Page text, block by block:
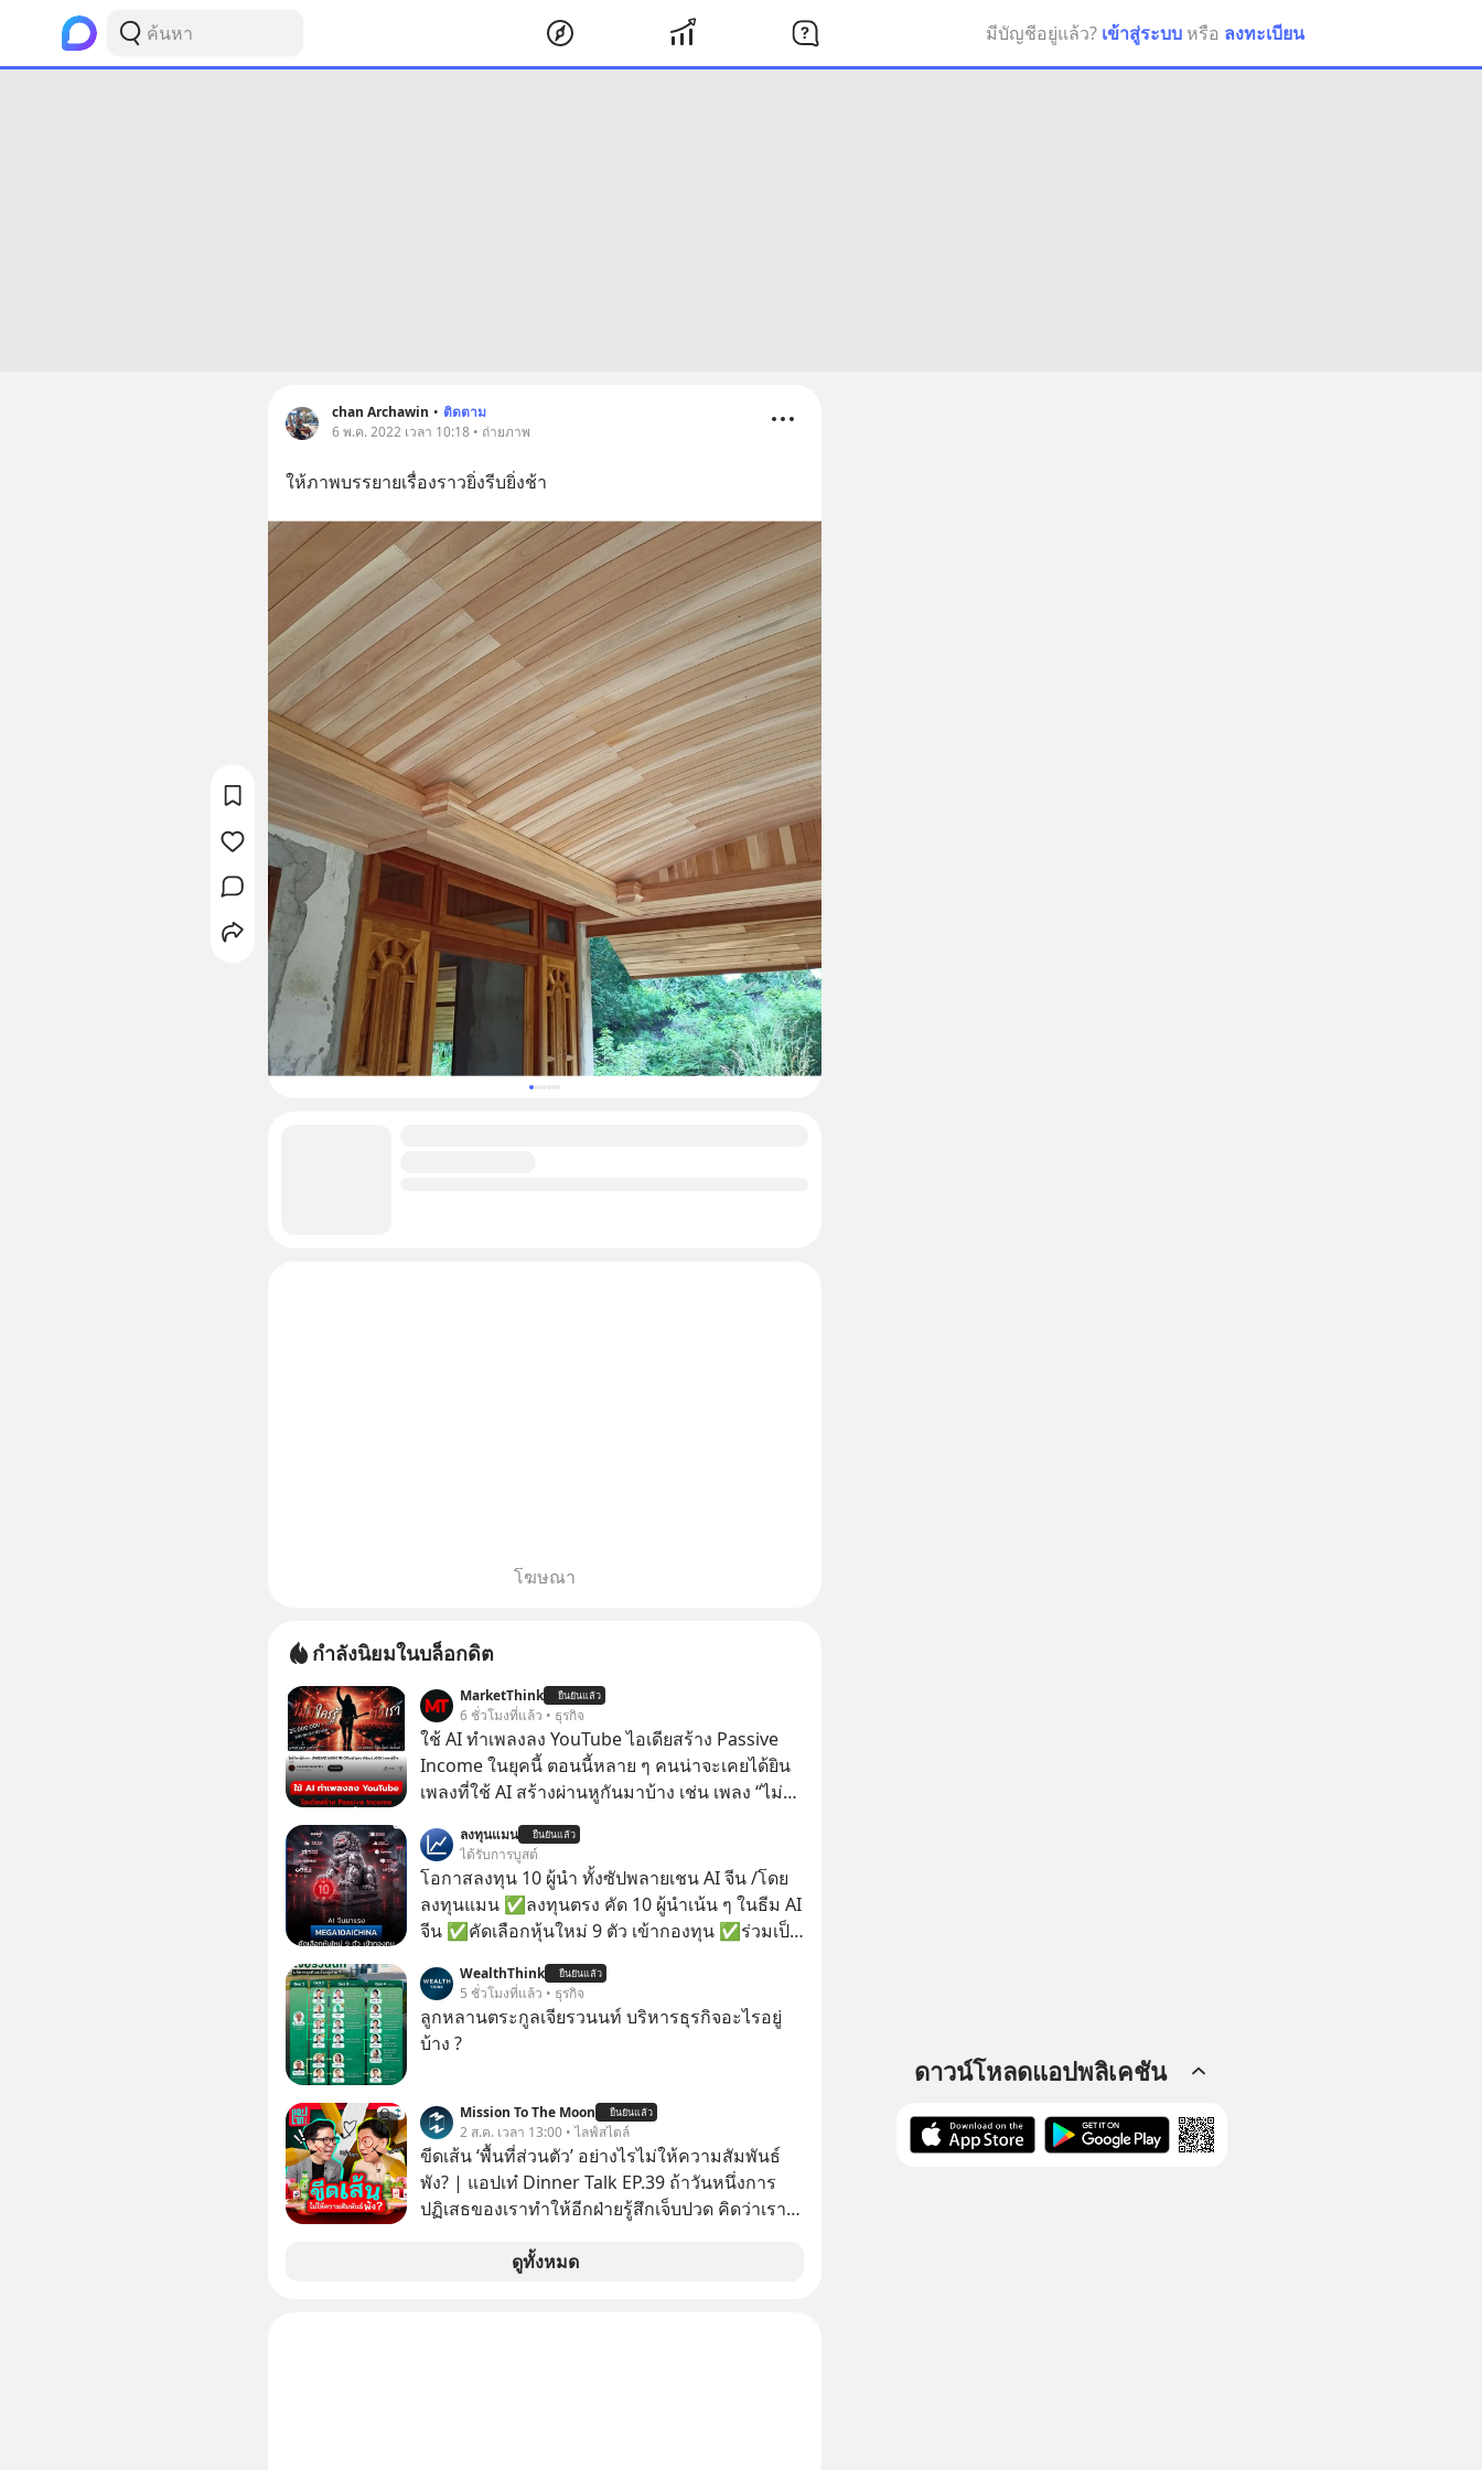
มีบัญชีอยู่แล้ว? เข้าสู่ระบบ หรือ ลงทะเบียน
chan Archawin • ติดตาม
6 พ.ค. 2022 เวลา 10:18 • ถ่ายภาพ
ให้ภาพบรรยายเรื่องราวยิ่งรีบยิ่งช้า
โฆษณา
กำลังนิยมในบล็อกดิต
MarketThink ยืนยันแล้ว
6 ชั่วโมงที่แล้ว • ธุรกิจ
ใช้ AI ทำเพลงลง YouTube ไอเดียสร้าง Passive
Income ในยุคนี้ ตอนนี้หลาย ๆ คนน่าจะเคยได้ยิน
เพลงที่ใช้ AI สร้างผ่านหูกันมาบ้าง เช่น เพลง “ไม่มี
ตอนนี้มียอดรับชมกว่า 26 ล้านครั้งแล้ว
ลงทุนแมน ยืนยันแล้ว
ได้รับการบูสต์
โอกาสลงทุน 10 ผู้นำ ทั้งซัปพลายเชน AI จีน /โดย
ลงทุนแมน ✅ลงทุนตรง คัด 10 ผู้นำเน้น ๆ ในธีม AI
จีน ✅คัดเลือกหุ้นใหม่ 9 ตัว เข้ากองทุน ✅ร่วมเป็น
ความจำ โมเดล AI ยันหุ่นยนต์ ✅ได้การรับยกเว้น
ภาษี Capital Gain ตามกฎหมายภาษีของ
ประเทศไทย
WealthThink ยืนยันแล้ว
5 ชั่วโมงที่แล้ว • ธุรกิจ
ลูกหลานตระกูลเจียรวนนท์ บริหารธุรกิจอะไรอยู่
บ้าง ?
Mission To The Moon ยืนยันแล้ว
2 ส.ค. เวลา 13:00 • ไลฟ์สไตล์
ขีดเส้น ‘พื้นที่ส่วนตัว’ อย่างไรไม่ให้ความสัมพันธ์
พัง? | แอปเท๋ Dinner Talk EP.39 ถ้าวันหนึ่งการ
ปฏิเสธของเราทำให้อีกฝ่ายรู้สึกเจ็บปวด คิดว่าเรา
ไม่เคยปฏิเสธใครอย่างนี้มาก่อน แต่พอตั้งใจจะ
ดูทั้งหมด
ดาวน์โหลดแอปพลิเคชัน